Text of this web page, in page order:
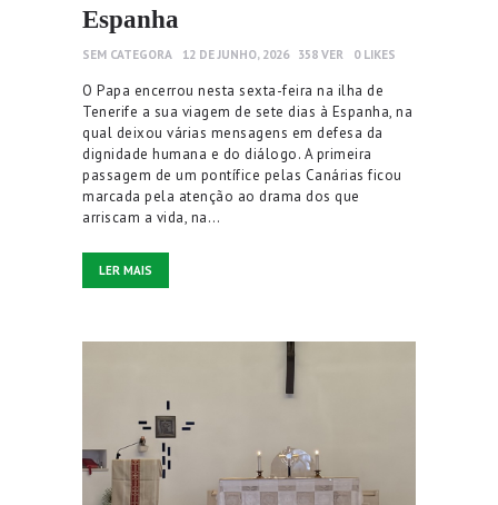
Espanha
SEM CATEGORA 12 DE JUNHO, 2026 358 VER 0 LIKES
O Papa encerrou nesta sexta-feira na ilha de
Tenerife a sua viagem de sete dias à Espanha, na
qual deixou várias mensagens em defesa da
dignidade humana e do diálogo. A primeira
passagem de um pontífice pelas Canárias ficou
marcada pela atenção ao drama dos que
arriscam a vida, na…
LER MAIS